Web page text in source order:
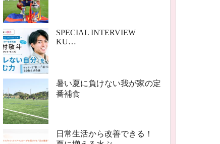
SPECIAL INTERVIEW
KU…
暑い夏に負けない我が家の定
番補食
日常生活から改善できる！